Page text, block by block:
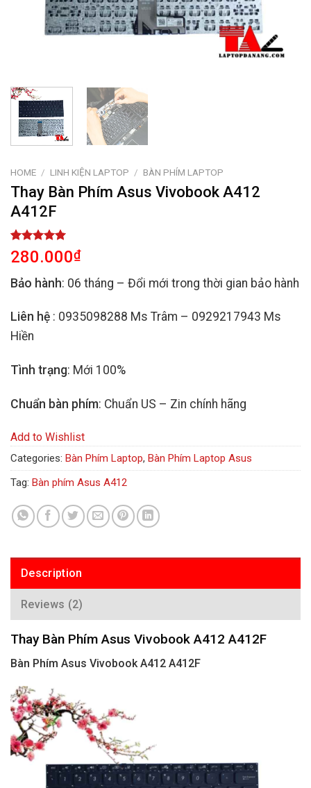
HOME / LINH KIỆN LAPTOP / BÀN PHÍM LAPTOP
Thay Bàn Phím Asus Vivobook A412
A412F
Rated
5.00
out of 5
2
customer
280.000₫
Bảo hành: 06 tháng – Đổi mới trong thời gian bảo hành
Liên hệ : 0935098288 Ms Trâm – 0929217943 Ms
Hiền
Tình trạng: Mới 100%
Chuẩn bàn phím: Chuẩn US – Zin chính hãng
Add to Wishlist
Categories: Bàn Phím Laptop, Bàn Phím Laptop Asus
Tag: Bàn phím Asus A412
Description
Reviews (2)
Thay Bàn Phím Asus Vivobook A412 A412F
Bàn Phím Asus Vivobook A412 A412F